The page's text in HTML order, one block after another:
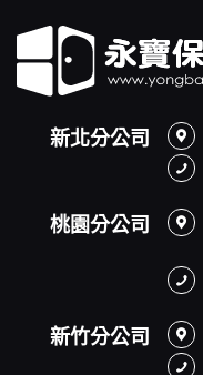
新北分公司
桃園分公司
新竹分公司